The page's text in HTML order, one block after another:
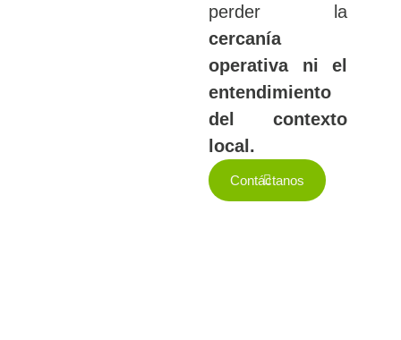
perder la
cercanía
operativa ni el
entendimiento
del contexto
local.
Contáctanos